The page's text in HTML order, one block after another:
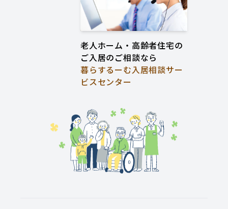
老人ホーム・高齢者住宅の
ご入居のご相談なら
暮らするーむ入居相談サー
ビスセンター